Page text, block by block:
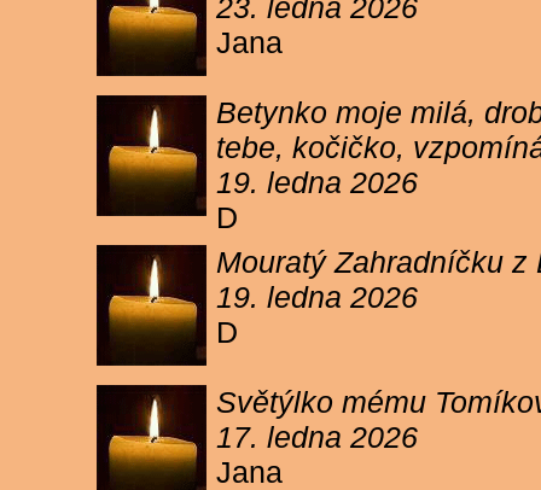
23. ledna 2026
Jana
Betynko moje milá,
tebe, kočičko,
19. ledna 2026
D
Mouratý Zahradníčku
19. ledna 2026
D
Světýlko mému
17. ledna 2026
Jana